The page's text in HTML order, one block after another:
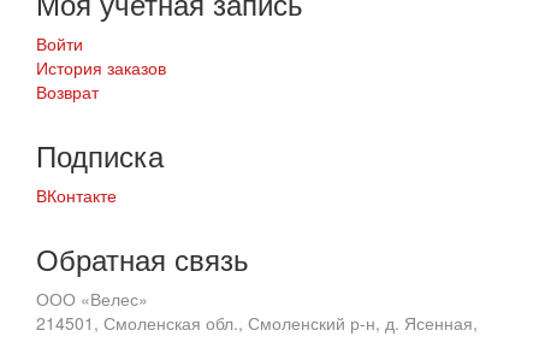
Войти
История заказов
Возврат
Подписка
ВКонтакте
Обратная связь
ООО «Велес»
214501, Смоленская обл., Смоленский р-н, д. Ясенная,